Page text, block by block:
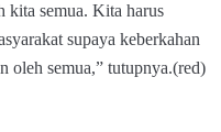
kita semua. Kita harus
supaya keberkahan
oleh semua,” tutupnya.(red)